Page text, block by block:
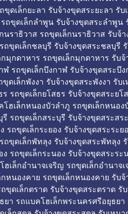
ดเล็กยะลา รับจ้างขุดสระยะลา รั
ถขุดเล็กลำพูน รับจ้างขุดสระลำพูน
ราธิวาส รถขุดเล็กนราธิวาส รับจ้
ถขุดเล็กชลบุรี รับจ้างขุดสระชลบุรี
มุกดาหาร รถขุดเล็กมุกดาหาร รับ
รถขุดเล็กบึงกาฬ รับจ้างขุดสระบึ
ดเล็กพังงา รับจ้างขุดสระพังงา รับ
รถขุดเล็กยโสธร รับจ้างขุดสระย
ฮเล็กหนองบัวลำภู รถขุดเล็กหนอ
รถขุดเล็กสระบุรี รับจ้างขุดสระส
รถขุดเล็กระยอง รับจ้างขุดสระระย
ขุดเล็กพัทลุง รับจ้างขุดสระพัทลุง
รถขุดเล็กระนอง รับจ้างขุดสระร
เล็กอำนาจเจริญ รถขุดเล็กอำนา
หนองคาย รถขุดเล็กหนองคาย รับ
ขุดเล็กตราด รับจ้างขุดสระตราด รั
า รถแบคโฮเล็กพระนครศรีอยุธ